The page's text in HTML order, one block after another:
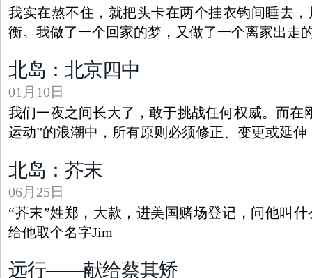
我实在熬不住，就把头卡在两个挂衣钩间睡去
衡。我做了一个回家的梦，又做了一个离家出走
北岛：北京四中
01月10日
我们一夜之间长大了，敢于挑战任何权威。而在
运动”的浪潮中，所有原则必须修正、变更或延伸
北岛：芥末
06月25日
“芥末”姓郑，大款，进美国赌场登记，问他叫
给他取个名字Jim
远行——献给蔡其矫